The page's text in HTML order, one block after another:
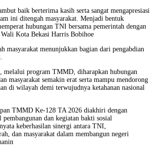
baik berterima kasih serta sangat mengapresiasi
ini ditengah masyarakat. Menjadi bentuk
hubungan TNI bersama pemerintah dengan
Wali Kota Bekasi Harris Bobihoe
masyarakat menunjukkan bagian dari pengabdian
melalui program TMMD, diharapkan hubungan
masyarakat semakin erat serta mampu mendorong
di wilayah demi terwujudnya ketahanan nasional
TMMD Ke-128 TA 2026 diakhiri dengan
pembangunan dan kegiatan bakti sosial
keberhasilan sinergi antara TNI,
dan masyarakat dalam membangun negeri